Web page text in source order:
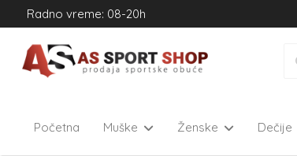
Radno vreme: 08-20h
Početna Muške Ženske Dečije